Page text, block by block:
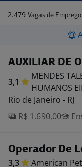
2.479 Vagas de
AUXILIAR DE
3,1
MENDES
HUMANOS
Rio de Janeiro - RJ
R$ 1.690,00
Operador De
3,3 American Pet